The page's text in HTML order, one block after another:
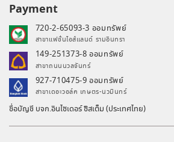
Payment
720-2-65093-3 ออมทรัพย์
สาขาแฟชั่นไอส์แลนด์ รามอินทรา
149-251373-8 ออมทรัพย์
สาขาถนนนวลจันทร์
927-710475-9 ออมทรัพย์
สาขาเดอะวอล์ค เกษตร-นวมินทร์
ชื่อบัญชี บจก.อินไซเดอร์ ซิสเต็ม (ประเทศไทย)